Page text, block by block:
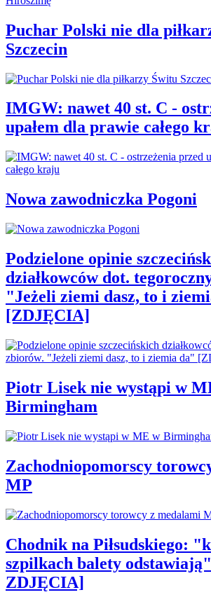
Puchar Polski nie dla
Szczecin
IMGW: nawet 40 st. C -
upałem dla prawie całego
Nowa zawodniczka Pogoni
Podzielone opinie
działkowców dot.
"Jeżeli ziemi dasz, to i
[ZDJĘCIA]
Piotr Lisek nie wystąpi w
Birmingham
Zachodniopomorscy
MP
Chodnik na Piłsudskiego:
szpilkach balety
ZDJĘCIA]